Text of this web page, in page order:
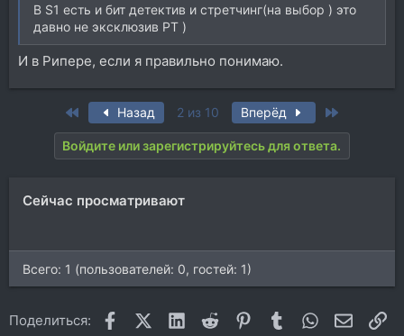
В S1 есть и бит детектив и стретчинг(на выбор ) это
давно не эксклюзив PT )
И в Рипере, если я правильно понимаю.
First Назад 2 из 10 Вперёд
Войдите или зарегистрируйтесь для ответа.
Сейчас просматривают
Всего: 1 (пользователей: 0, гостей: 1)
Поделиться: FacebookX (Twitter)
LinkedIn
Reddit Pinterest
Tumblr WhatsApp